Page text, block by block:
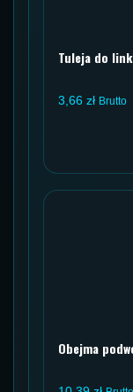
Tuleja do
3,66 zł Brutto
Obejma